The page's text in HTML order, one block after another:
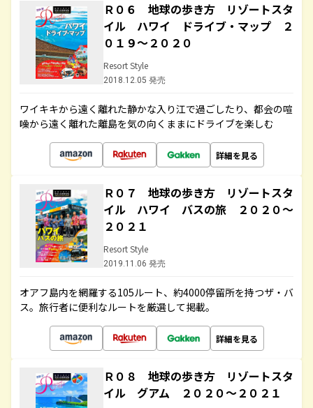
Ｒ０６ 地球の歩き方 リゾートスタ
イル ハワイ ドライブ・マップ ２
０１９～２０２０
Resort Style
2018.12.05 発売
ワイキキから遠く離れた静かな入り江で過ごしたり、都会の喧
噪から遠く離れた離島を気の向くままにドライブを楽しむ
詳細を見る
Ｒ０７ 地球の歩き方 リゾートスタ
イル ハワイ バスの旅 ２０２０～
２０２１
Resort Style
2019.11.06 発売
オアフ島内を網羅する105ルート、約4000停留所を持つザ・バ
ス。旅行者に便利なルートを厳選して掲載。
詳細を見る
Ｒ０８ 地球の歩き方 リゾートスタ
イル グアム ２０２０～２０２１